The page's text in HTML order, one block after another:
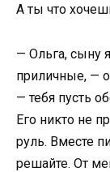
А ты что
— Ольга, сыну
приличные, —
— тебя пусть
Его никто не
руль. Вместе
решайте. От